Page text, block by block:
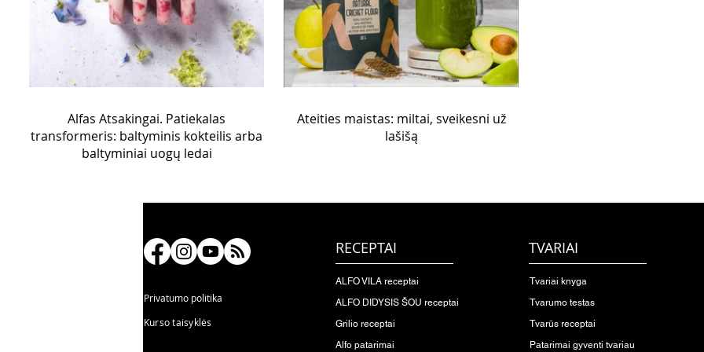
Alfas Atsakingai. Patiekalas
transformeris: baltyminis kokteilis arba
baltyminiai uogų ledai
Ateities maistas: miltai, sveikesni už
lašišą
Privatumo politika
Kurso taisyklės
RECEPTAI
ALFO VILA receptai
ALFO DIDYSIS ŠOU receptai
Grilio receptai
Alfo patarimai
TVARIAI
Tvariai knyga
Tvarumo testas
Tvarūs receptai
Patarimai gyventi tvariau